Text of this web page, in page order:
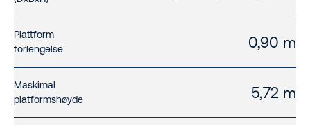
Plattform
forlengelse
0,90 m
Maskimal
platformshøyde
5,72 m